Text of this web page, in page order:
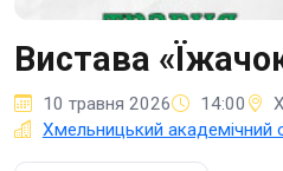
Вистава
10 травня 2026 14:00
Хмельницький академічний